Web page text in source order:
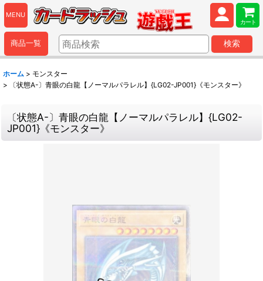
MENU
カート
商品一覧 検索
ホーム > モンスター
>
〔状態A-〕青眼の白龍【ノーマルパラレル】{LG02-JP001}《モンスター》
〔状態A-〕青眼の白龍【ノーマルパラレル】{LG02-
JP001}《モンスター》